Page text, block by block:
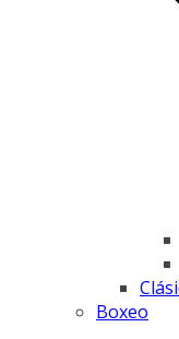
Boxeo